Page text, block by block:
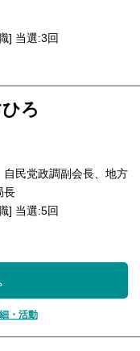
] 当選:3回
ろ
自民党政調副会長、地方
長
] 当選:5回
・活動